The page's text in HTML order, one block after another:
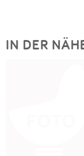
IN DER